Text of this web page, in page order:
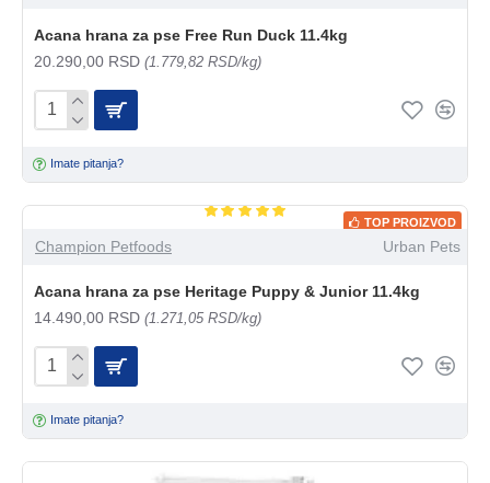
Acana hrana za pse Free Run Duck 11.4kg
20.290,00 RSD (1.779,82 RSD/kg)
Imate pitanja?
TOP PROIZVOD
Champion Petfoods Urban Pets
Acana hrana za pse Heritage Puppy & Junior 11.4kg
14.490,00 RSD (1.271,05 RSD/kg)
Imate pitanja?